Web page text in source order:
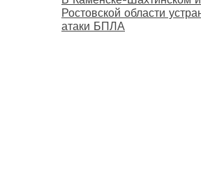
Ростовской области
атаки БПЛА